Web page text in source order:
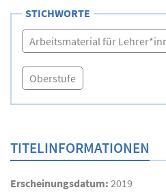
STICHWORTE
Arbeitsmaterial für
Oberstufe
TITELINFORMATIONEN
Erscheinungsdatum: 2019